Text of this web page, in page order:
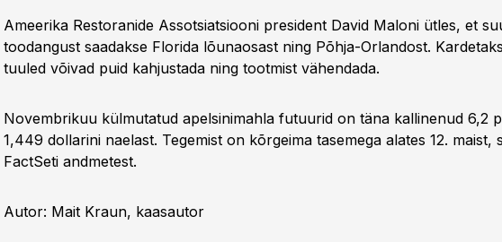
Ameerika Restoranide Assotsiatsiooni president David Maloni ütles, et
toodangust saadakse Florida lõunaosast ning Põhja-Orlandost.
tuuled võivad puid kahjustada ning tootmist vähendada.
Novembrikuu külmutatud apelsinimahla futuurid on täna kallinenud 6,2
1,449 dollarini naelast. Tegemist on kõrgeima tasemega alates 12. maist,
FactSeti andmetest.
Autor: Mait Kraun, kaasautor